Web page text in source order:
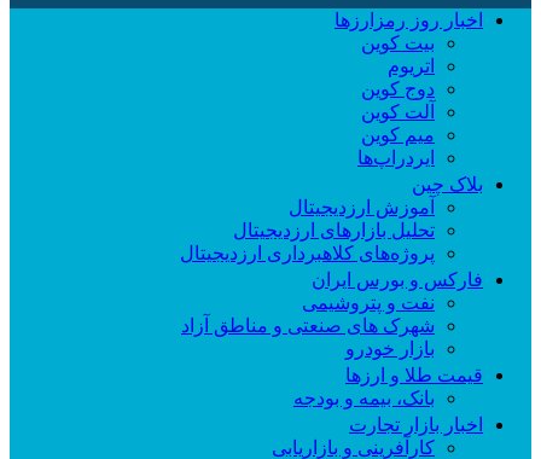
اخبار روز رمزارزها
بیت کوین
اتریوم
دوج کوین
آلت کوین
میم کوین‌
ایردراپ‌ها
بلاک چین
آموزش ارزدیجیتال
تحلیل بازارهای ارزدیجیتال
پروژه‌های کلاهبرداری ارزدیجیتال
فارکس و بورس ایران
نفت و پتروشیمی
شهرک های صنعتی و مناطق آزاد
بازار خودرو
قیمت طلا و ارزها
بانک، بیمه و بودجه
اخبار بازار تجارت
کارآفرینی و بازاریابی